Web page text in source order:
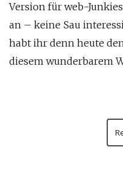
Version für web-
an – keine Sau
habt ihr denn heute
diesem wunderbarem